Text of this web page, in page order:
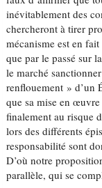
inévitablement des
chercheront à tirer
mécanisme est en fait
que par le passé sur
le marché
renflouement » d’un
que sa mise en
finalement au risque
lors des différents
responsabilité sont
D’où notre
parallèle, qui se